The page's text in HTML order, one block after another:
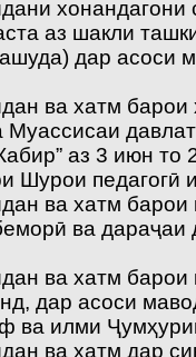
аз шакли
дар
ва хатм
аз 3 июн
педагогӣ
ва хатм
ва
ва хатм
дар асоси
илми
ва хатм дар